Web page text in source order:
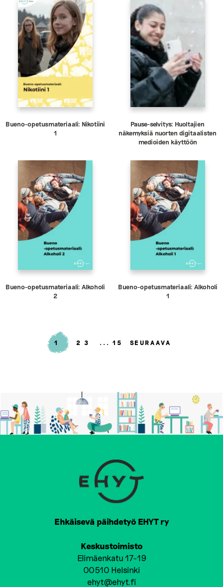
Bueno-opetusmateriaali: Nikotiini
1
Pause-selvitys: Huoltajien
näkemyksiä nuorten digitaalisten
medioiden käyttöön
Bueno-opetusmateriaali: Alkoholi
2
Bueno-opetusmateriaali: Alkoholi
1
1 2 3 15 SEURAAVA
Ehkäisevä päihdetyö EHYT ry
Keskustoimisto
Elimäenkatu 17-19
00510 Helsinki
ehyt@ehyt.fi